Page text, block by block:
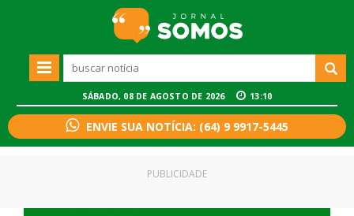
SÁBADO, 08 DE AGOSTO DE 2026 13:10
ENVIE SUA NOTÍCIA: (64) 9 9917-5445
PUBLICIDADE